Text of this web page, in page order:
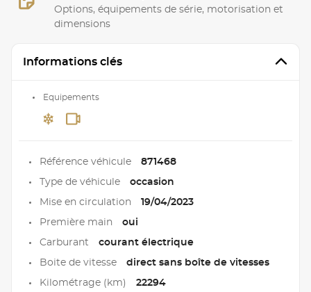
Options, équipements de série, motorisation et
dimensions
Informations clés
Equipements
Référence véhicule 871468
Type de véhicule occasion
Mise en circulation 19/04/2023
Première main oui
Carburant courant électrique
Boite de vitesse direct sans boîte de vitesses
Kilométrage (km) 22294